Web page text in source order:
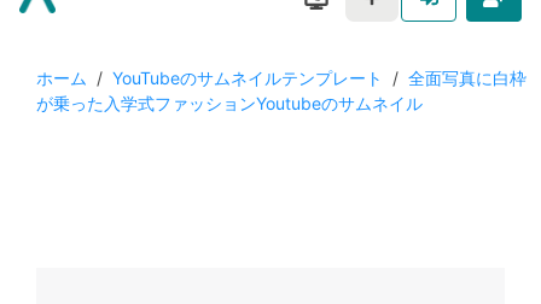
ホーム / YouTubeのサムネイルテンプレート / 全面写真に白枠
が乗った入学式ファッションYoutubeのサムネイル